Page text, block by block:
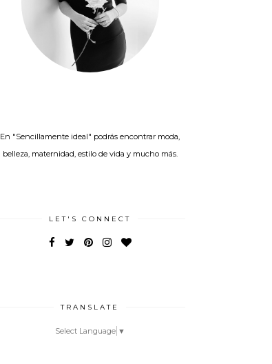
En "Sencillamente ideal" podrás encontrar moda,
belleza, maternidad, estilo de vida y mucho más.
LET'S CONNECT
TRANSLATE
Select Language ▼